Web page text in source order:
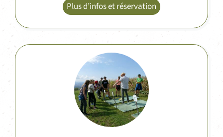
Plus d’infos et réservation